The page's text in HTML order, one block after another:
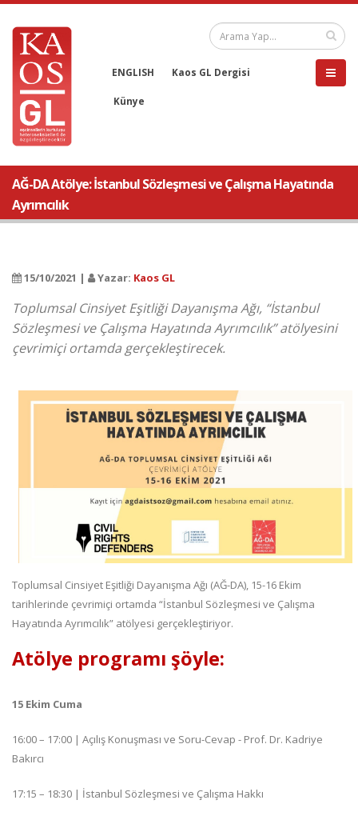
ENGLISH Kaos GL Dergisi
Künye
AĞ-DA Atölye: İstanbul Sözleşmesi ve Çalışma Hayatında
Ayrımcılık
15/10/2021 | Yazar: Kaos GL
Toplumsal Cinsiyet Eşitliği Dayanışma Ağı, “İstanbul
Sözleşmesi ve Çalışma Hayatında Ayrımcılık” atölyesini
çevrimiçi ortamda gerçekleştirecek.
Toplumsal Cinsiyet Eşitliği Dayanışma Ağı (AĞ-DA), 15-16 Ekim
tarihlerinde çevrimiçi ortamda “İstanbul Sözleşmesi ve Çalışma
Hayatında Ayrımcılık” atölyesi gerçekleştiriyor.
Atölye programı şöyle:
15 Ekim Cuma
16:00 – 17:00 | Açılış Konuşması ve Soru-Cevap - Prof. Dr. Kadriye
Bakırcı
17:15 – 18:30 | İstanbul Sözleşmesi ve Çalışma Hakkı